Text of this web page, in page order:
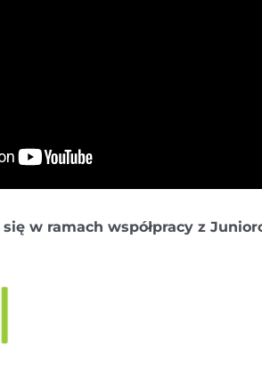
w ramach współpracy z